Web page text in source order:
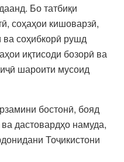
Бо татбиқи
соҳаҳои кишоварзӣ,
ва соҳибкорӣ рушд
иқтисоди бозорӣ ва
шароити мусоид
бостонӣ, бояд
дастовардҳо намуда,
Тоҷикистони